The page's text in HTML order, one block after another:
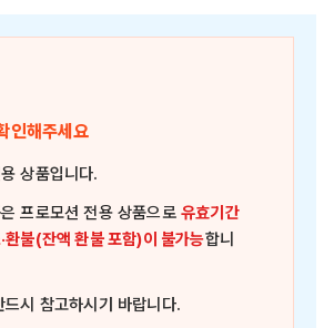
인해주세요
상품입니다.
은프로모션 전용 상품으로유효기간
환불(잔액 환불 포함)이 불가능합니
드시 참고하시기 바랍니다.